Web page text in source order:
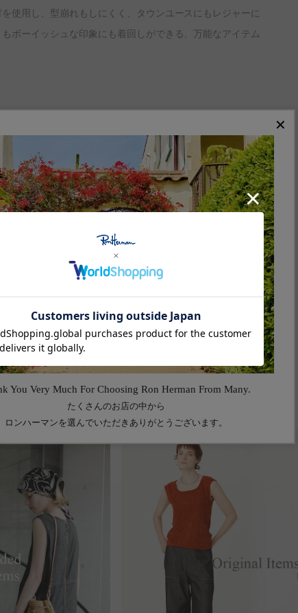
使用し、型崩れもしにくく、タウンユースにもレジャーに
ボーイッシュな印象にも着回しができる、万能なアイテム
アクティビティやマインド、ファッション、ライフスタイ
でPeace-fulなディテールを盛り込んでいます。
Feature